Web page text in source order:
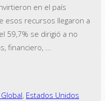
en el país
esos recursos llegaron a
59,7% se dirigió a no
financiero, ...
, Estados Unidos